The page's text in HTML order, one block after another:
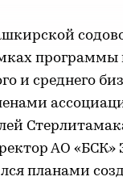
программы
и среднего
АО «БСК»
планами